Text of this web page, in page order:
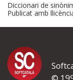
Diccionari de
Publicat amb